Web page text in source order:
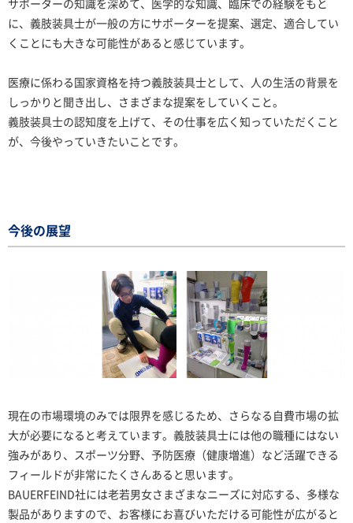
サポーターの知識を深めて、医学的な知識、臨床での経験をもと
に、義肢装具士が一般の方にサポーターを提案、選定、適合してい
くことにも大きな可能性があると感じています。
医療に係わる国家資格を持つ義肢装具士として、人の生活の背景を
しっかりと聞き出し、さまざまな提案をしていくこと。
義肢装具士の認知度を上げて、その仕事を広く知っていただくこと
が、今後やっていきたいことです。
今後の展望
現在の市場環境のみでは限界を感じるため、さらなる自費市場の拡
大が必要になると考えています。義肢装具士には他の職種にはない
強みがあり、スポーツ分野、予防医療（健康増進）など活躍できる
フィールドが非常にたくさんあると思います。
BAUERFEIND社には老若男女さまざまなニーズに対応する、多様な
製品がありますので、お客様にお喜びいただける可能性が広がると